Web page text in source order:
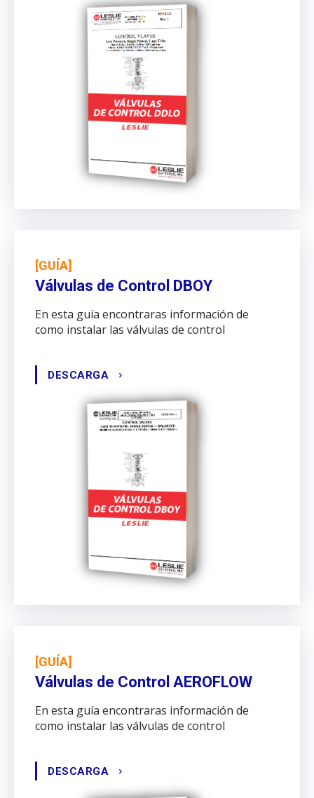
[GUÍA]
Válvulas de Control DBOY
En esta guía encontraras información de
como instalar las válvulas de control
DESCARGA
[GUÍA]
Válvulas de Control AEROFLOW
En esta guía encontraras información de
como instalar las válvulas de control
DESCARGA